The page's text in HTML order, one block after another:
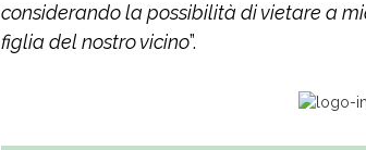
considerando la possibilità di vietare a
figlia del nostro vicino”.